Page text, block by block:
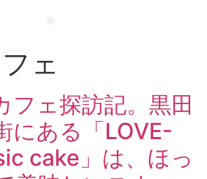
ェ
フェ探訪記。黒田
にある「LOVE-
cake」は、ほっ